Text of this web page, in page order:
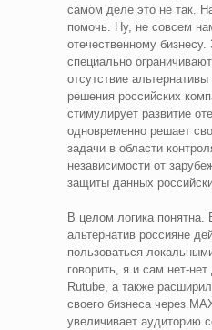
самом деле это не так.
помочь. Ну, не совсем
отечественному
специально
отсутствие
решения российских
стимулирует развитие
одновременно решает
задачи в области
независимости от
защиты данных
В целом логика понятна.
альтернатив россияне
пользоваться
говорить, я и сам нет-
Rutube, а также
своего бизнеса через
увеличивает аудиторию